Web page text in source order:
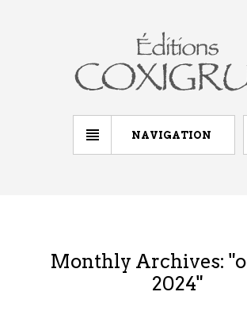
NAVIGATION
Monthly Archives: "
2024"